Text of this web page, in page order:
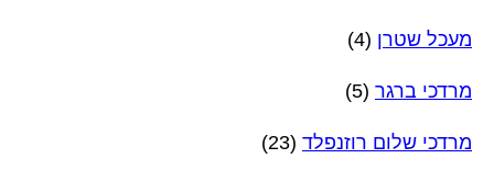
מעכל שטרן (4)
מרדכי ברגר (5)
מרדכי שלום רוזנפלד (23)